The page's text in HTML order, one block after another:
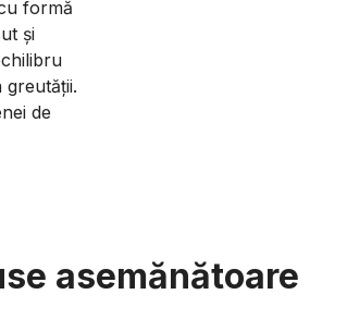
formă
și
de
asemănătoare